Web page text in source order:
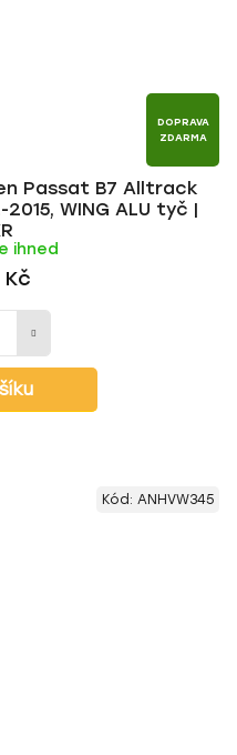
DOPRAVA
ZDARMA
Passat B7 Alltrack
WING ALU tyč |
ihned
Kč
Kód: ANHVW345